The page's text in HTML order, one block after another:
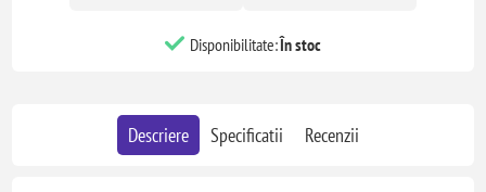
Disponibilitate:În stoc
Descriere Specificatii Recenzii